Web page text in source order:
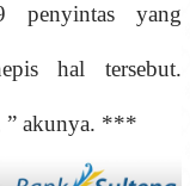
penyintas yang
hal tersebut.
” akunya. ***